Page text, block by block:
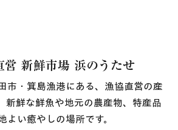
営 新鮮市場 浜のうたせ
市・箕島漁港にある、漁協直営の産
新鮮な鮮魚や地元の農産物、特産品
よい癒やしの場所です。